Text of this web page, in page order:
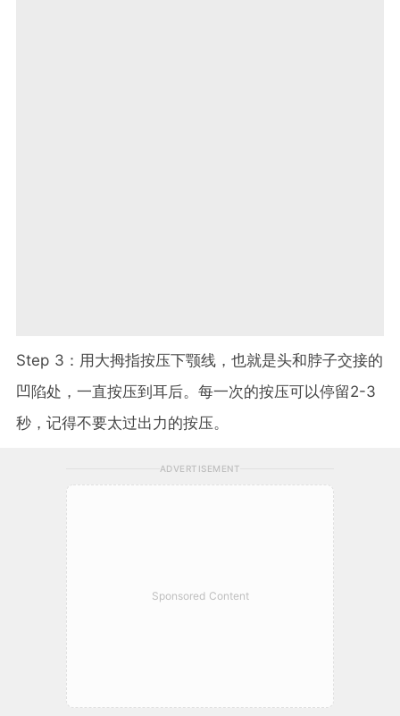
Step 3：用大拇指按压下颚线，也就是头和脖子交接的
凹陷处，一直按压到耳后。每一次的按压可以停留2-3
秒，记得不要太过出力的按压。
ADVERTISEMENT
Sponsored Content